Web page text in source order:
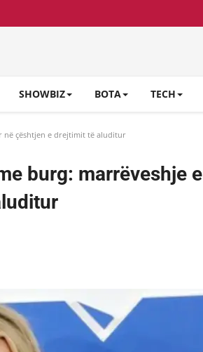
SHOWBIZ BOTA TECH
në çështjen e drejtimit të aluditur
burg: marrëveshje e